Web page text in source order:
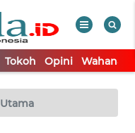
Tokoh Opini Wahana
Utama